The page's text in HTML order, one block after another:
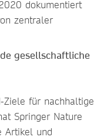
dokumentiert
zentraler
gesellschaftliche
Ziele für nachhaltige
Springer Nature
Artikel und